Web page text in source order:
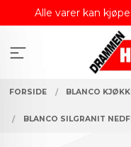
Alle varer kan
FORSIDE BLANCO
BLANCO SILGRANIT